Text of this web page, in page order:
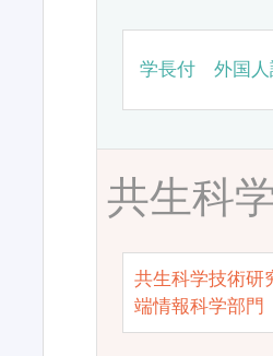
学長付 外国人
共生科
共生科学技術
端情報科学部門